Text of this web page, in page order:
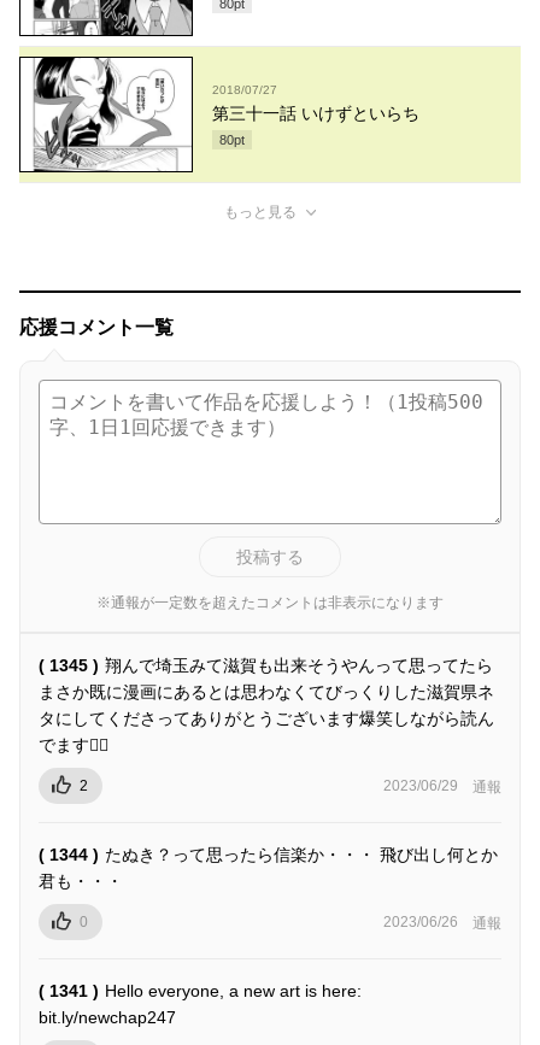
80pt
2018/07/27
第三十一話 いけずといらち
80pt
もっと見る
応援コメント一覧
投稿する
※通報が一定数を超えたコメントは非表示になります
( 1345 ) 翔んで埼玉みて滋賀も出来そうやんって思ってたら
まさか既に漫画にあるとは思わなくてびっくりした滋賀県ネ
タにしてくださってありがとうございます爆笑しながら読ん
でます👍🏻
2 2023/06/29 通報
( 1344 ) たぬき？って思ったら信楽か・・・ 飛び出し何とか
君も・・・
0 2023/06/26 通報
( 1341 ) Hello everyone, a new art is here:
bit.ly/newchap247